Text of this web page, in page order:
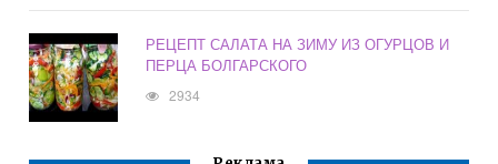
РЕЦЕПТ САЛАТА НА ЗИМУ ИЗ ОГУРЦОВ И
ПЕРЦА БОЛГАРСКОГО
2934